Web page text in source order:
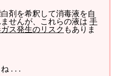
剤を希釈して消毒液を自
せんが、これらの液は 手
ス発生のリスク もありま
. . .